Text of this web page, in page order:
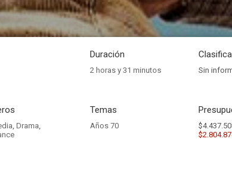
Duración
2 horas y 31 minutos Sin
, Drama,
Temas
Años 70